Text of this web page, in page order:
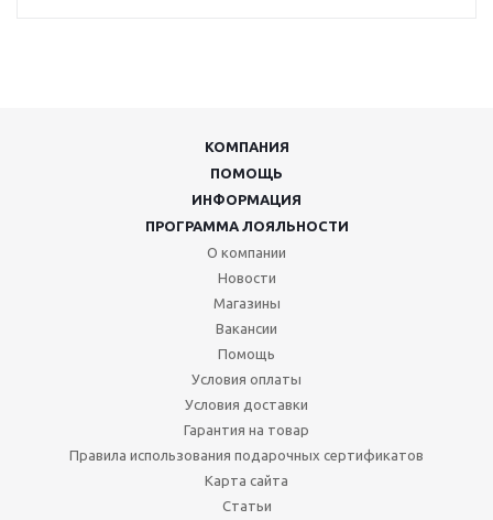
КОМПАНИЯ
ПОМОЩЬ
ИНФОРМАЦИЯ
ПРОГРАММА ЛОЯЛЬНОСТИ
О компании
Новости
Магазины
Вакансии
Помощь
Условия оплаты
Условия доставки
Гарантия на товар
Правила использования подарочных сертификатов
Карта сайта
Статьи